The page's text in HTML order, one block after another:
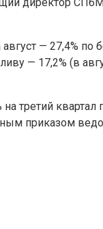
— 27,4% по
— 17,2% (в
третий квартал
приказом